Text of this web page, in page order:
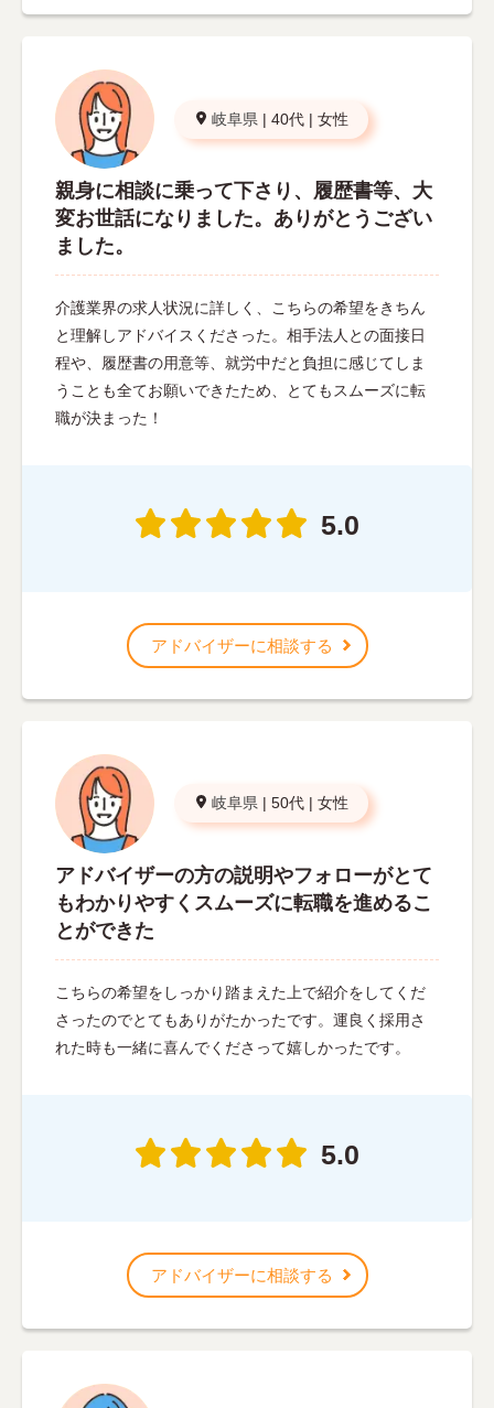
岐阜県 | 40代 | 女性
親身に相談に乗って下さり、履歴書等、大
変お世話になりました。ありがとうござい
ました。
介護業界の求人状況に詳しく、こちらの希望をきちん
と理解しアドバイスくださった。相手法人との面接日
程や、履歴書の用意等、就労中だと負担に感じてしま
うことも全てお願いできたため、とてもスムーズに転
職が決まった！
5.0
アドバイザーに相談する
岐阜県 | 50代 | 女性
アドバイザーの方の説明やフォローがとて
もわかりやすくスムーズに転職を進めるこ
とができた
こちらの希望をしっかり踏まえた上で紹介をしてくだ
さったのでとてもありがたかったです。運良く採用さ
れた時も一緒に喜んでくださって嬉しかったです。
5.0
アドバイザーに相談する